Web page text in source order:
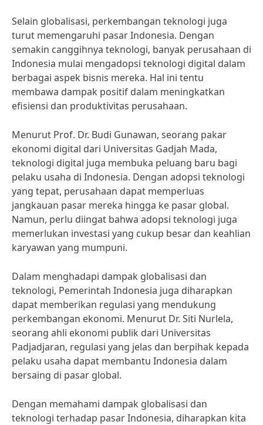
Selain globalisasi, perkembangan teknologi juga
turut memengaruhi pasar Indonesia. Dengan
semakin canggihnya teknologi, banyak perusahaan di
Indonesia mulai mengadopsi teknologi digital dalam
berbagai aspek bisnis mereka. Hal ini tentu
membawa dampak positif dalam meningkatkan
efisiensi dan produktivitas perusahaan.
Menurut Prof. Dr. Budi Gunawan, seorang pakar
ekonomi digital dari Universitas Gadjah Mada,
teknologi digital juga membuka peluang baru bagi
pelaku usaha di Indonesia. Dengan adopsi teknologi
yang tepat, perusahaan dapat memperluas
jangkauan pasar mereka hingga ke pasar global.
Namun, perlu diingat bahwa adopsi teknologi juga
memerlukan investasi yang cukup besar dan keahlian
karyawan yang mumpuni.
Dalam menghadapi dampak globalisasi dan
teknologi, Pemerintah Indonesia juga diharapkan
dapat memberikan regulasi yang mendukung
perkembangan ekonomi. Menurut Dr. Siti Nurlela,
seorang ahli ekonomi publik dari Universitas
Padjadjaran, regulasi yang jelas dan berpihak kepada
pelaku usaha dapat membantu Indonesia dalam
bersaing di pasar global.
Dengan memahami dampak globalisasi dan
teknologi terhadap pasar Indonesia, diharapkan kita